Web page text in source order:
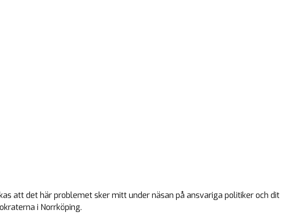
att det här problemet sker mitt under näsan på ansvariga politiker och dit
i Norrköping.